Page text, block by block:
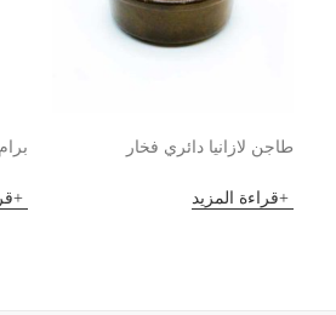
طاجن لازانيا دائري فخار
قراءة المزيد